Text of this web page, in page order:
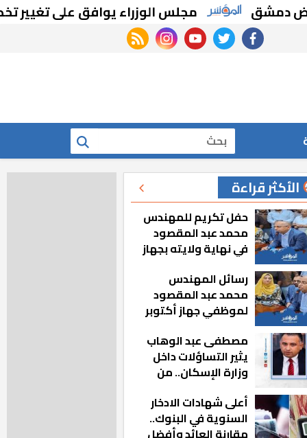
مجلس الوزراء يوافق على تغيير تخصيص
facebook
twitter
youtube
instagram
rss feed
بحث
الأكثر قراءة
حفل تكريم للمهندس
محمد عبد المقصود
في نهاية ولايته بجهاز
رسائل المهندس
محمد عبد المقصود
لموظفي جهاز أكتوبر
مشيت والمدينة
رجعت للخلف»
مصطفى عبد الوهاب
يثير التساؤلات داخل
وزارة الإسكان.. من
المناصب؟
أعلى شهادات الادخار
السنوية في البنوك..